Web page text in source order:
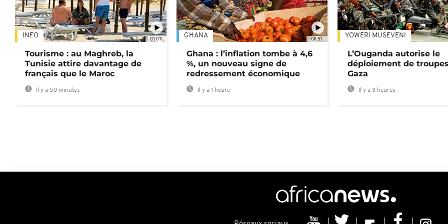
01:01
INFO
Tourisme : au Maghreb, la
Tunisie attire davantage de
français que le Maroc
Il y a 50 minutes
00:51
GHANA
Ghana : l’inflation tombe à 4,6
%, un nouveau signe de
redressement économique
Il y a 1 heure
YOWERI MUSEVENI
L’Ouganda autorise le
déploiement de
Gaza
Il y a 3 heures